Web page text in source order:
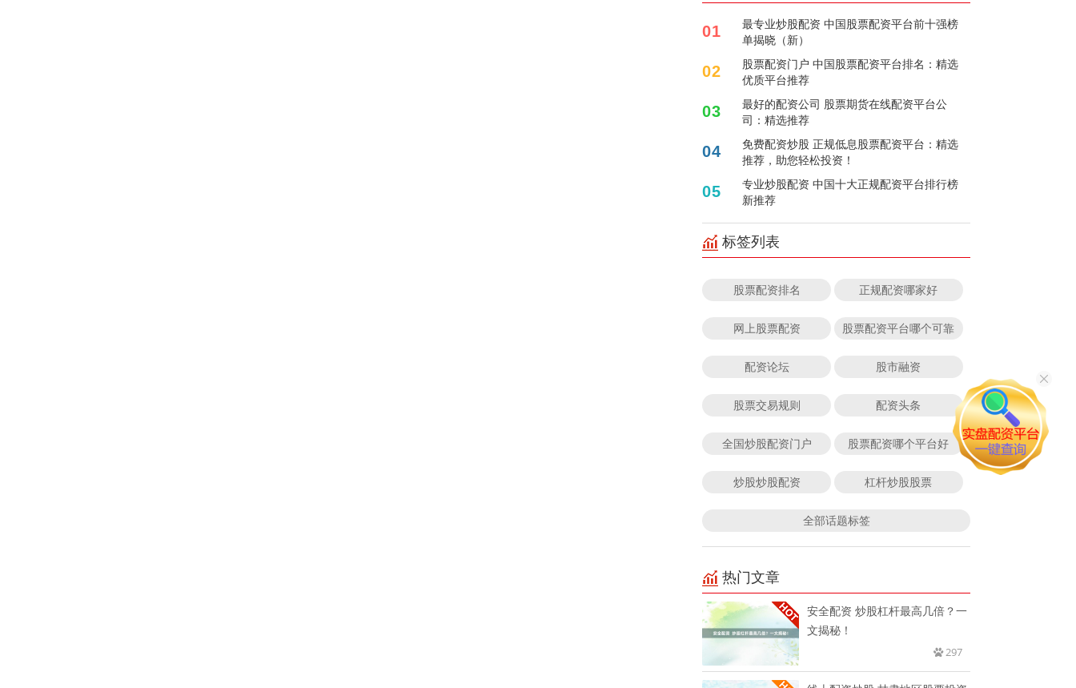
01
最专业炒股配资 中国股票配资平台前十强榜
单揭晓（新）
02
股票配资门户 中国股票配资平台排名：精选
优质平台推荐
03
最好的配资公司 股票期货在线配资平台公
司：精选推荐
04
免费配资炒股 正规低息股票配资平台：精选
推荐，助您轻松投资！
05
专业炒股配资 中国十大正规配资平台排行榜
新推荐
标签列表
股票配资排名 正规配资哪家好
网上股票配资 股票配资平台哪个可靠
配资论坛 股市融资
股票交易规则 配资头条
全国炒股配资门户 股票配资哪个平台好
炒股炒股配资 杠杆炒股股票
全部话题标签
热门文章
安全配资 炒股杠杆最高几倍？一
文揭秘！
297